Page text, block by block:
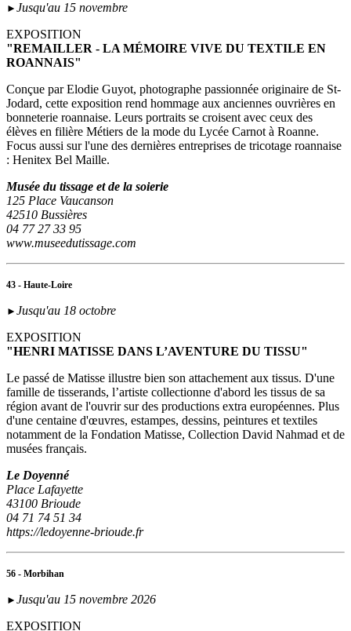
► Jusqu'au 15 novembre
EXPOSITION
"REMAILLER - LA MÉMOIRE VIVE DU TEXTILE EN
ROANNAIS"
Conçue par Elodie Guyot, photographe passionnée originaire de St-
Jodard, cette exposition rend hommage aux anciennes ouvrières en
bonneterie roannaise. Leurs portraits se croisent avec ceux des
élèves en filière Métiers de la mode du Lycée Carnot à Roanne.
Focus aussi sur l'une des dernières entreprises de tricotage roannaise
: Henitex Bel Maille.
Musée du tissage et de la soierie
125 Place Vaucanson
42510 Bussières
04 77 27 33 95
www.museedutissage.com
43 - Haute-Loire
► Jusqu'au 18 octobre
EXPOSITION
"HENRI MATISSE DANS L’AVENTURE DU TISSU"
Le passé de Matisse illustre bien son attachement aux tissus. D'une
famille de tisserands, l’artiste collectionne d'abord les tissus de sa
région avant de l'ouvrir sur des productions extra européennes. Plus
d'une centaine d'œuvres, estampes, dessins, peintures et textiles
notamment de la Fondation Matisse, Collection David Nahmad et de
musées français.
Le Doyenné
Place Lafayette
43100 Brioude
04 71 74 51 34
https://ledoyenne-brioude.fr
56 - Morbihan
► Jusqu'au 15 novembre 2026
EXPOSITION